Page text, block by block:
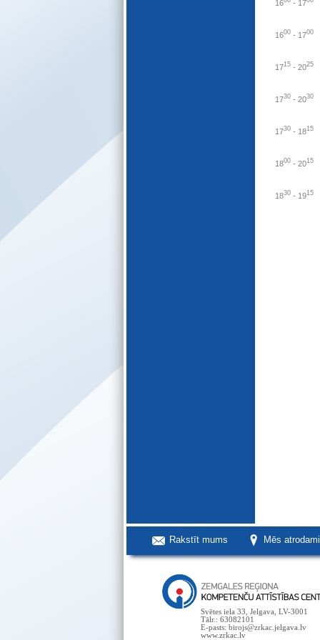
16 - 17
1600 - 1700
1715 - 2025
1730 - 2030
1730 - 1815
1800 - 2015
1830 - 1915
Rakstīt mums Mēs
Svētes iela 33, Jelgava, LV-3001
Tālr.: 63082101
E-pasts: birojs@zrkac.jelgava.lv
www.zrkac.lv